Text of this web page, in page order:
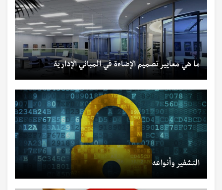
ما هي معايير تصميم الإضاءة في المباني الإدارية
التشفير وأنواعه